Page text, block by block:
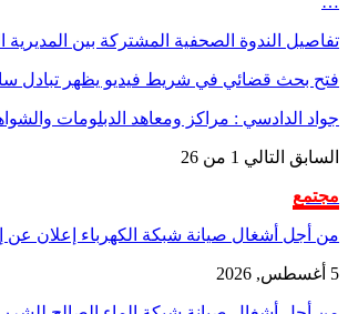
تفاصيل الندوة الصحفية المشتركة بين
فتح بحث قضائي في شريط فيديو يظهر تبادل
جواد الدادسي : مراكز ومعاهد الدبلومات
السابق التالي 1 من 26
مجتمع
من أجل أشغال صيانة شبكة الكهرباء إعلان عن
5 أغسطس, 2026